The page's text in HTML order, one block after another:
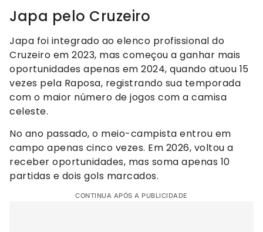
Japa pelo Cruzeiro
Japa foi integrado ao elenco profissional do
Cruzeiro em 2023, mas começou a ganhar mais
oportunidades apenas em 2024, quando atuou 15
vezes pela Raposa, registrando sua temporada
com o maior número de jogos com a camisa
celeste.
No ano passado, o meio-campista entrou em
campo apenas cinco vezes. Em 2026, voltou a
receber oportunidades, mas soma apenas 10
partidas e dois gols marcados.
CONTINUA APÓS A PUBLICIDADE